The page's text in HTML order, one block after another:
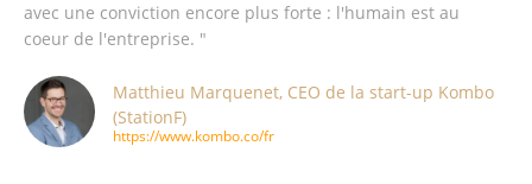
avec une conviction encore plus forte : l'humain est au
coeur de l'entreprise. "
Matthieu Marquenet, CEO de la start-up Kombo
(StationF)
https://www.kombo.co/fr